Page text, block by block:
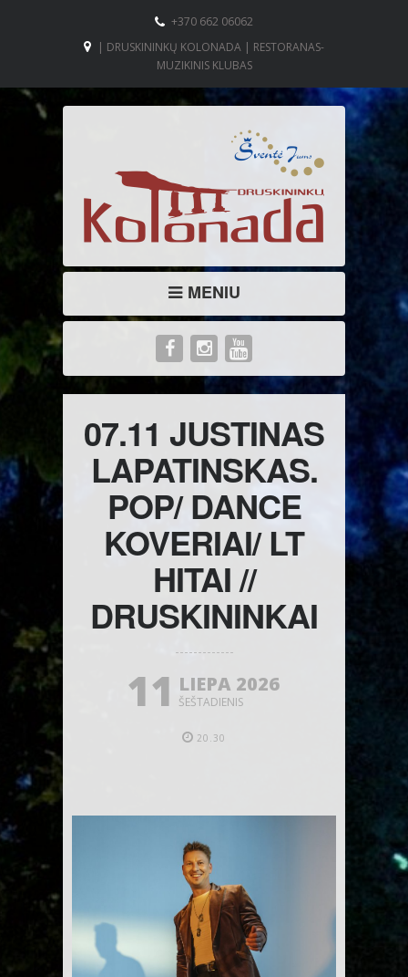
+370 662 06062
| DRUSKININKŲ KOLONADA | RESTORANAS-
MUZIKINIS KLUBAS
MENIU
07.11 JUSTINAS
LAPATINSKAS.
POP/ DANCE
KOVERIAI/ LT
HITAI //
DRUSKININKAI
11 LIEPA 2026
ŠEŠTADIENIS
20.30